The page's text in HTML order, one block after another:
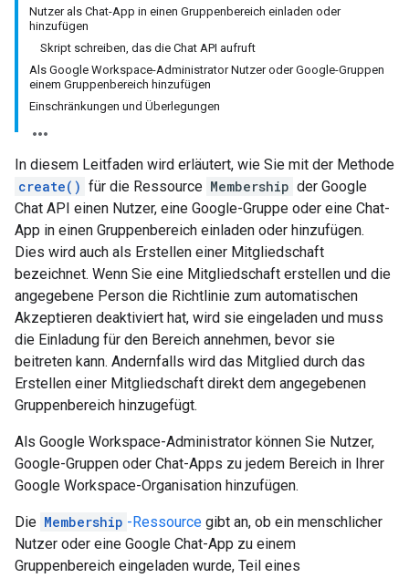
Nutzer als Chat-App in einen Gruppenbereich einladen oder
hinzufügen
Skript schreiben, das die Chat API aufruft
Als Google Workspace-Administrator Nutzer oder Google-Gruppen
einem Gruppenbereich hinzufügen
Einschränkungen und Überlegungen
In diesem Leitfaden wird erläutert, wie Sie mit der Methode
create() für die Ressource Membership der Google
Chat API einen Nutzer, eine Google-Gruppe oder eine Chat-
App in einen Gruppenbereich einladen oder hinzufügen.
Dies wird auch als Erstellen einer Mitgliedschaft
bezeichnet. Wenn Sie eine Mitgliedschaft erstellen und die
angegebene Person die Richtlinie zum automatischen
Akzeptieren deaktiviert hat, wird sie eingeladen und muss
die Einladung für den Bereich annehmen, bevor sie
beitreten kann. Andernfalls wird das Mitglied durch das
Erstellen einer Mitgliedschaft direkt dem angegebenen
Gruppenbereich hinzugefügt.
Als Google Workspace-Administrator können Sie Nutzer,
Google-Gruppen oder Chat-Apps zu jedem Bereich in Ihrer
Google Workspace-Organisation hinzufügen.
Die Membership -Ressource gibt an, ob ein menschlicher
Nutzer oder eine Google Chat-App zu einem
Gruppenbereich eingeladen wurde, Teil eines